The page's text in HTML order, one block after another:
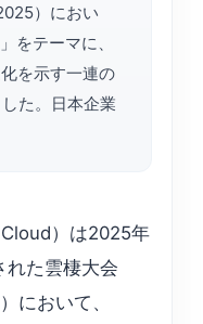
）におい
をテーマに、
を示す一連の
た。日本企業
）は2025年
た雲棲大会
において、